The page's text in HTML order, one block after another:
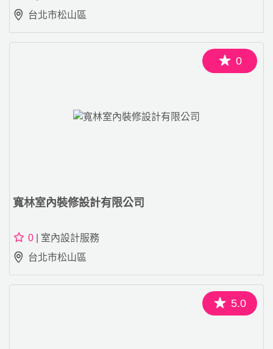
台北市松山區
0
寬林室內裝修設計有限公司
0 | 室內設計服務
台北市松山區
5.0